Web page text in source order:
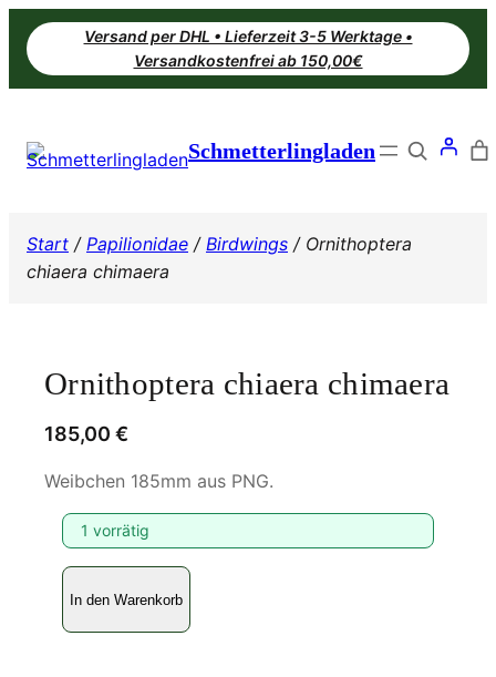
Zum
Inhalt
springen
Versand per DHL • Lieferzeit 3-5 Werktage •
Versandkostenfrei ab 150,00€
Schmetterlingladen Search
Start / Papilionidae / Birdwings / Ornithoptera
chiaera chimaera
Ornithoptera chiaera chimaera
185,00 €
Weibchen 185mm aus PNG.
1 vorrätig
O
n
In den Warenkorb